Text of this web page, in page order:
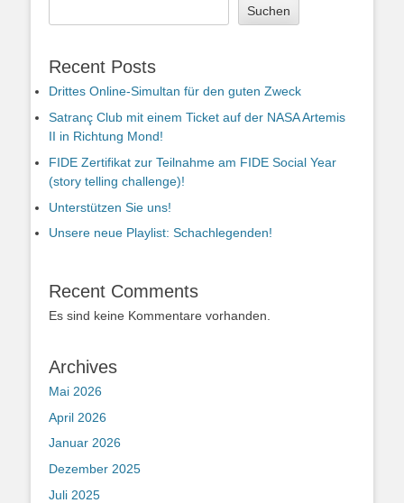
Suchen
Recent Posts
Drittes Online-Simultan für den guten Zweck
Satranç Club mit einem Ticket auf der NASA Artemis
II in Richtung Mond!
FIDE Zertifikat zur Teilnahme am FIDE Social Year
(story telling challenge)!
Unterstützen Sie uns!
Unsere neue Playlist: Schachlegenden!
Recent Comments
Es sind keine Kommentare vorhanden.
Archives
Mai 2026
April 2026
Januar 2026
Dezember 2025
Juli 2025